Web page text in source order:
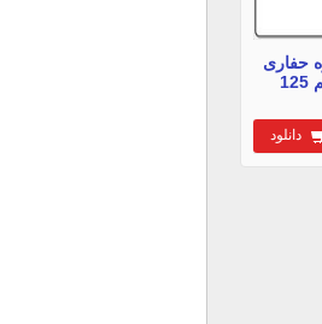
حفاری
غیر مجاز، در حجم 125
دانلود